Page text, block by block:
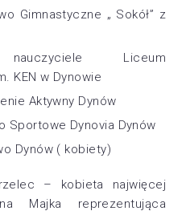
Gimnastyczne „ Sokół” z
Liceum
KEN w Dynowie
Aktywny Dynów
Sportowe Dynovia Dynów
Dynów ( kobiety)
– kobieta najwięcej
Majka reprezentująca